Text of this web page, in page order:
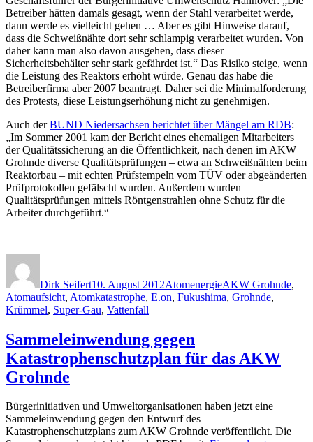
Betreiber hätten damals gesagt, wenn der Stahl verarbeitet werde,
dann werde es vielleicht gehen … Aber es gibt Hinweise darauf,
dass die Schweißnähte dort sehr schlampig verarbeitet wurden. Von
daher kann man also davon ausgehen, dass dieser
Sicherheitsbehälter sehr stark gefährdet ist.“ Das Risiko steige, wenn
die Leistung des Reaktors erhöht würde. Genau das habe die
Betreiberfirma aber 2007 beantragt. Daher sei die Minimalforderung
des Protests, diese Leistungserhöhung nicht zu genehmigen.
Auch derBUND Niedersachsen berichtet über Mängel am RDB:
„Im Sommer 2001 kam der Bericht eines ehemaligen Mitarbeiters
der Qualitätssicherung an die Öffentlichkeit, nach denen im AKW
Grohnde diverse Qualitätsprüfungen – etwa an Schweißnähten beim
Reaktorbau – mit echten Prüfstempeln vom TÜV oder abgeänderten
Prüfprotokollen gefälscht wurden. Außerdem wurden
Qualitätsprüfungen mittels Röntgenstrahlen ohne Schutz für die
Arbeiter durchgeführt.“
Dirk Seifert10. August 2012AtomenergieAKW Grohnde,
Atomaufsicht, Atomkatastrophe, E.on, Fukushima, Grohnde,
Krümmel, Super-Gau, Vattenfall
Sammeleinwendung gegen
Katastrophenschutzplan für das AKW
Grohnde
Bürgerinitiativen und Umweltorganisationen haben jetzt eine
Sammeleinwendung gegen den Entwurf des
Katastrophenschutzplans zum AKW Grohnde veröffentlicht. Die